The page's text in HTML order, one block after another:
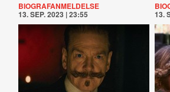
BIOGRAFANMELDELSE
13. SEP. 2023 | 23:55 13.